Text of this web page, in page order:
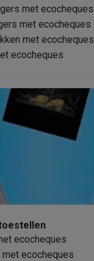
met ecocheques
met ecocheques
met ecocheques
ecocheques
ecocheques
ecocheques